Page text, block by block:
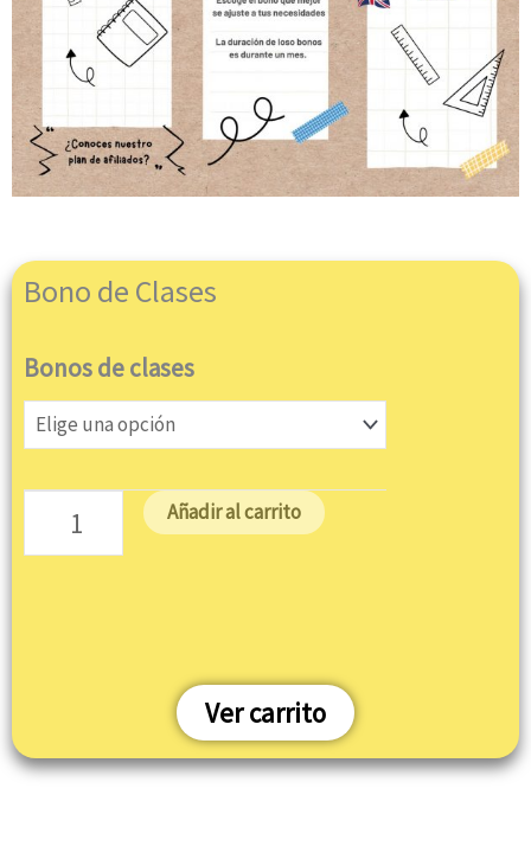
Bono de Clases
Bonos de clases
Bono
de
Clases
Añadir al carrito
Ver carrito